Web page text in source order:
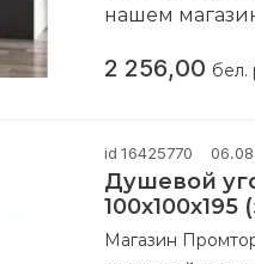
нашем
2 256,00 бел.
id 16425770
Душевой
100x100x195
Магазин